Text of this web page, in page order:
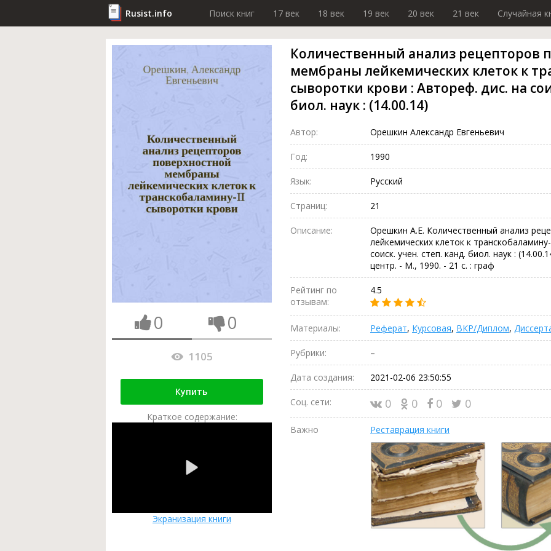
Rusist.info Поиск книг 17 век 18 век 19 век 20 век 21 век Случайная
0 0
1105
Купить
Краткое содержание:
Экранизация книги
Количественный анализ рецепторов
мембраны лейкемических клеток к
сыворотки крови : Автореф. дис. на
биол. наук : (14.00.14)
Автор: Орешкин Александр Евгеньевич
Год: 1990
Язык: Русский
Страниц: 21
Описание:
Орешкин А.Е. Количественный анализ
лейкемических клеток к
соиск. учен. степ. канд. биол. наук :
центр. - М., 1990. - 21 с. : граф
Рейтинг по
отзывам:
4.5
Материалы: Реферат, Курсовая, ВКР/Диплом,
Рубрики: –
Дата создания: 2021-02-06 23:50:55
Соц. сети: 0 0 0 0
Важно Реставрация книги